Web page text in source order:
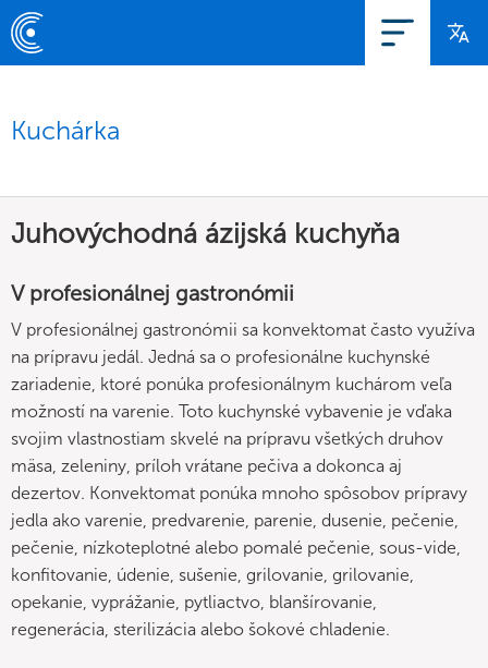
Kuchárka
Juhovýchodná ázijská kuchyňa
V profesionálnej gastronómii
V profesionálnej gastronómii sa konvektomat často využíva
na prípravu jedál. Jedná sa o profesionálne kuchynské
zariadenie, ktoré ponúka profesionálnym kuchárom veľa
možností na varenie. Toto kuchynské vybavenie je vďaka
svojim vlastnostiam skvelé na prípravu všetkých druhov
mäsa, zeleniny, príloh vrátane pečiva a dokonca aj
dezertov. Konvektomat ponúka mnoho spôsobov prípravy
jedla ako varenie, predvarenie, parenie, dusenie, pečenie,
pečenie, nízkoteplotné alebo pomalé pečenie, sous-vide,
konfitovanie, údenie, sušenie, grilovanie, grilovanie,
opekanie, vyprážanie, pytliactvo, blanšírovanie,
regenerácia, sterilizácia alebo šokové chladenie.